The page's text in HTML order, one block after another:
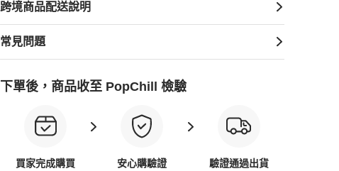
跨境商品配送說明
常見問題
下單後，商品收至 PopChill 檢驗
買家完成購買 安心購驗證 驗證通過出貨